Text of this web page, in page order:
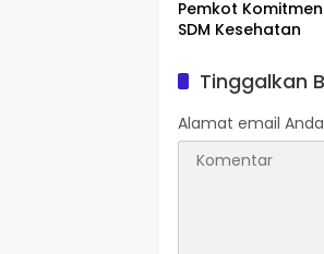
Pemkot
SDM Kesehatan
Tinggalkan
Alamat email